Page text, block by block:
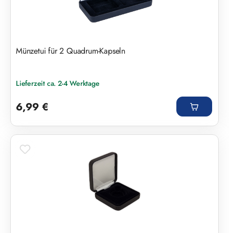
Münzetui für 2 Quadrum-Kapseln
Lieferzeit ca. 2-4 Werktage
6,99 €